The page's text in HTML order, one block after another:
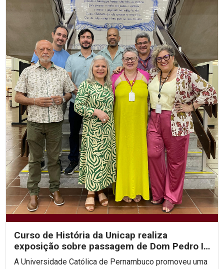
Curso de História da Unicap realiza
exposição sobre passagem de Dom Pedro II
por Pernambuco
A Universidade Católica de Pernambuco promoveu uma